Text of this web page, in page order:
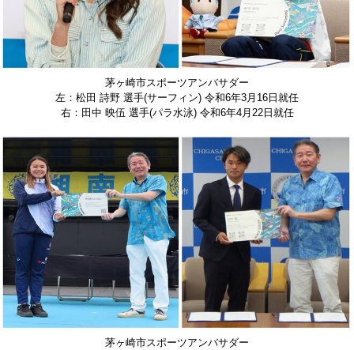
茅ヶ崎市スポーツアンバサダー
左：松田 詩野 選手(サーフィン) 令和6年3月16日就任
右：田中 映伍 選手(パラ水泳) 令和6年4月22日就任
茅ヶ崎市スポーツアンバサダー